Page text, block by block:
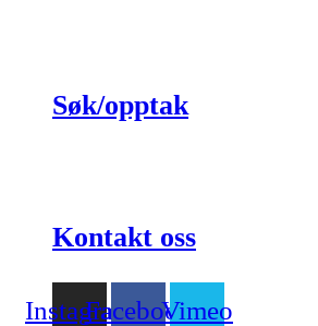
Søk/opptak
Kontakt oss
InstagramFacebookVimeo